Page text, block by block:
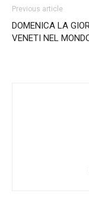
Previous article
DOMENICA LA
VENETI NEL